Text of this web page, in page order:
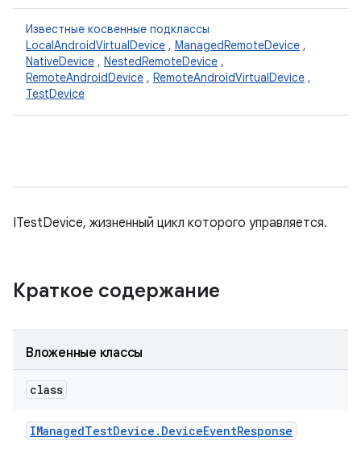
Известные косвенные подклассы
LocalAndroidVirtualDevice , ManagedRemoteDevice ,
NativeDevice , NestedRemoteDevice ,
RemoteAndroidDevice , RemoteAndroidVirtualDevice ,
TestDevice
ITestDevice, жизненный цикл которого управляется.
Краткое содержание
Вложенные классы
class
IManagedTestDevice . DeviceEventResponse